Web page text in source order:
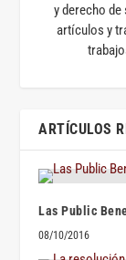
y derecho
artículos y
ARTÍCULOS
Las Public
08/10/2016